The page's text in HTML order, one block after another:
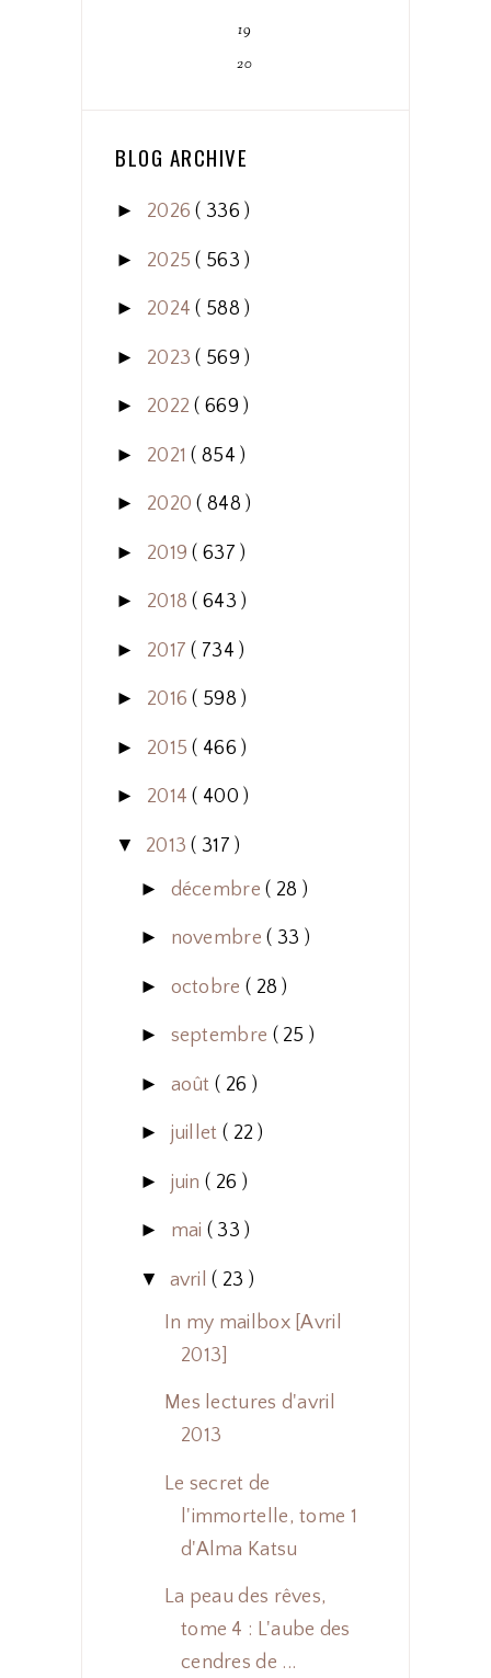
19
20
BLOG ARCHIVE
► 2026( 336 )
► 2025( 563 )
► 2024( 588 )
► 2023( 569 )
► 2022( 669 )
► 2021( 854 )
► 2020( 848 )
► 2019( 637 )
► 2018( 643 )
► 2017( 734 )
► 2016( 598 )
► 2015( 466 )
► 2014( 400 )
▼ 2013( 317 )
► décembre( 28 )
► novembre( 33 )
► octobre ( 28 )
► septembre ( 25 )
► août ( 26 )
► juillet ( 22 )
► juin ( 26 )
► mai ( 33 )
▼ avril( 23 )
In my mailbox [Avril
2013]
Mes lectures d'avril
2013
Le secret de
l'immortelle, tome 1
d'Alma Katsu
La peau des rêves,
tome 4 : L'aube des
cendres de ...